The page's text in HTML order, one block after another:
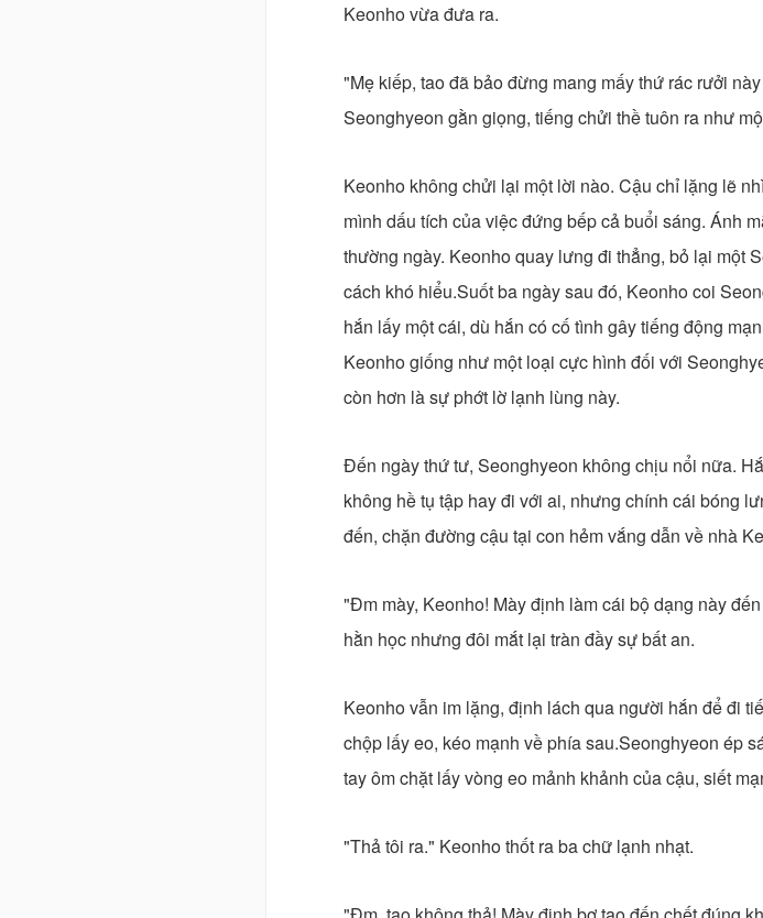
Keonho vừa đưa ra.
"Mẹ kiếp, tao đã bảo đừng mang mấy thứ rác rưởi
Seonghyeon gằn giọng, tiếng chửi thề tuôn ra như
Keonho không chửi lại một lời nào. Cậu chỉ lặng lẽ
mình dấu tích của việc đứng bếp cả buổi sáng. Ánh
thường ngày. Keonho quay lưng đi thẳng, bỏ lại một
cách khó hiểu.Suốt ba ngày sau đó, Keonho coi
hắn lấy một cái, dù hắn có cố tình gây tiếng động
Keonho giống như một loại cực hình đối với
còn hơn là sự phớt lờ lạnh lùng này.
Đến ngày thứ tư, Seonghyeon không chịu nổi nữa.
không hề tụ tập hay đi với ai, nhưng chính cái bóng
đến, chặn đường cậu tại con hẻm vắng dẫn về nhà
"Đm mày, Keonho! Mày định làm cái bộ dạng này
hằn học nhưng đôi mắt lại tràn đầy sự bất an.
Keonho vẫn im lặng, định lách qua người hắn để đi
chộp lấy eo, kéo mạnh về phía sau.Seonghyeon ép
tay ôm chặt lấy vòng eo mảnh khảnh của cậu, siết
"Thả tôi ra." Keonho thốt ra ba chữ lạnh nhạt.